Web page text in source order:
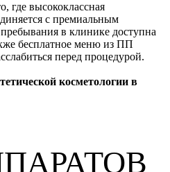
где высококлассная
с премиальным
в клинике доступна
бесплатное меню из ПП
перед процедурой.
косметологии в